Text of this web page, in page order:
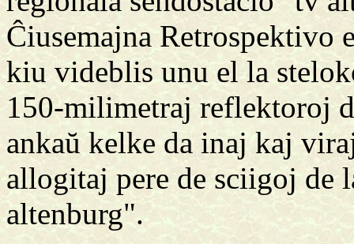
Ĉiusemajna Retrospektivo
kiu videblis unu el la
150-milimetraj reflektoroj
ankaŭ kelke da inaj kaj
allogitaj pere de sciigoj de
altenburg".